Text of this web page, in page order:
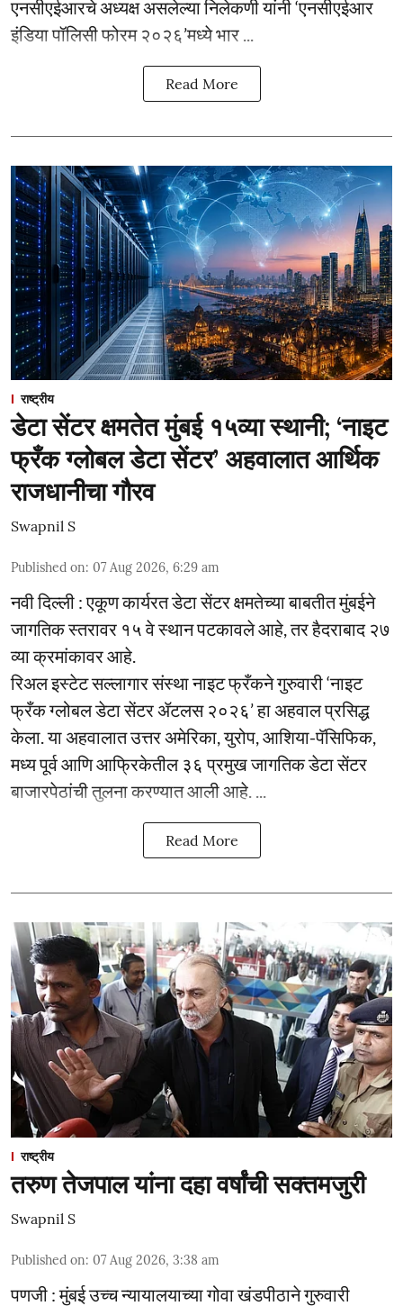
एनसीएईआरचे अध्यक्ष असलेल्या निलेकणी यांनी ‘एनसीएईआर
इंडिया पॉलिसी फोरम २०२६’मध्ये भार ...
Read More
राष्ट्रीय
डेटा सेंटर क्षमतेत मुंबई १५व्या स्थानी; ‘नाइट
फ्रँक ग्लोबल डेटा सेंटर’ अहवालात आर्थिक
राजधानीचा गौरव
Swapnil S
Published on: 07 Aug 2026, 6:29 am
नवी दिल्ली : एकूण कार्यरत डेटा सेंटर क्षमतेच्या बाबतीत मुंबईने
जागतिक स्तरावर १५ वे स्थान पटकावले आहे, तर हैदराबाद २७
व्या क्रमांकावर आहे.
रिअल इस्टेट सल्लागार संस्था नाइट फ्रँकने गुरुवारी ‘नाइट
फ्रँक ग्लोबल डेटा सेंटर ॲटलस २०२६’ हा अहवाल प्रसिद्ध
केला. या अहवालात उत्तर अमेरिका, युरोप, आशिया-पॅसिफिक,
मध्य पूर्व आणि आफ्रिकेतील ३६ प्रमुख जागतिक डेटा सेंटर
बाजारपेठांची तुलना करण्यात आली आहे. ...
Read More
राष्ट्रीय
तरुण तेजपाल यांना दहा वर्षांची सक्तमजुरी
Swapnil S
Published on: 07 Aug 2026, 3:38 am
पणजी : मुंबई उच्च न्यायालयाच्या गोवा खंडपीठाने गुरुवारी